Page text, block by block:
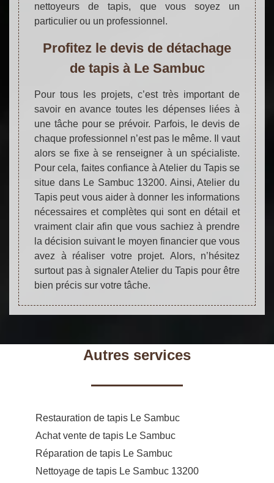
nettoyeurs de tapis, que vous soyez un
particulier ou un professionnel.
Profitez le devis de détachage
de tapis à Le Sambuc
Pour tous les projets, c’est très important de
savoir en avance toutes les dépenses liées à
une tâche pour se prévoir. Parfois, le devis de
chaque professionnel n’est pas le même. Il vaut
alors se fixe à se renseigner à un spécialiste.
Pour cela, faites confiance à Atelier du Tapis se
situe dans Le Sambuc 13200. Ainsi, Atelier du
Tapis peut vous aider à donner les informations
nécessaires et complètes qui sont en détail et
vraiment clair afin que vous sachiez à prendre
la décision suivant le moyen financier que vous
avez à réaliser votre projet. Alors, n’hésitez
surtout pas à signaler Atelier du Tapis pour être
bien précis sur votre tâche.
Autres services
Restauration de tapis Le Sambuc
Achat vente de tapis Le Sambuc
Réparation de tapis Le Sambuc
Nettoyage de tapis Le Sambuc 13200